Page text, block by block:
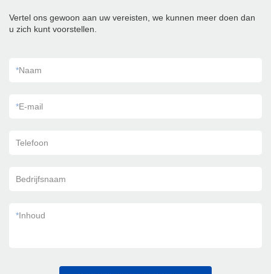
Vertel ons gewoon aan uw vereisten, we kunnen meer doen dan
u zich kunt voorstellen.
*Naam
*E-mail
Telefoon
Bedrijfsnaam
*Inhoud